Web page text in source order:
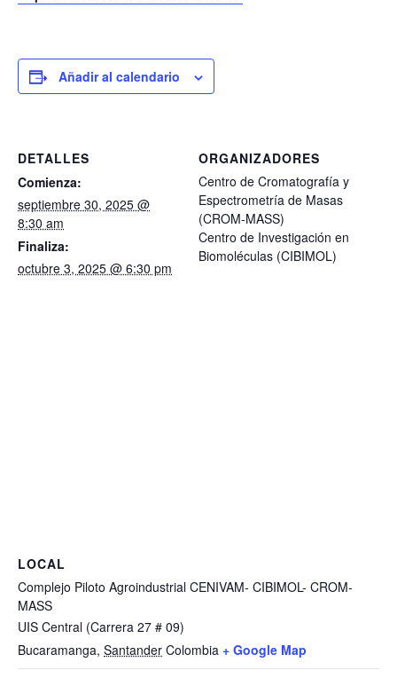
Añadir al calendario
DETALLES
Comienza:
septiembre 30, 2025 @
8:30 am
Finaliza:
octubre 3, 2025 @ 6:30 pm
ORGANIZADORES
Centro de Cromatografía y
Espectrometría de Masas
(CROM-MASS)
Centro de Investigación en
Biomoléculas (CIBIMOL)
LOCAL
Complejo Piloto Agroindustrial CENIVAM- CIBIMOL- CROM-
MASS
UIS Central (Carrera 27 # 09)
Bucaramanga, Santander Colombia + Google Map